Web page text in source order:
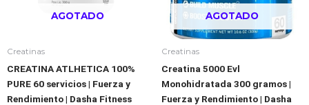
AGOTADO
Creatinas
CREATINA ATLHETICA 100%
PURE 60 servicios | Fuerza y
Rendimiento | Dasha Fitness
AGOTADO
Creatinas
Creatina 5000 Evl
Monohidratada 300 gramos |
Fuerza y Rendimiento | Dasha